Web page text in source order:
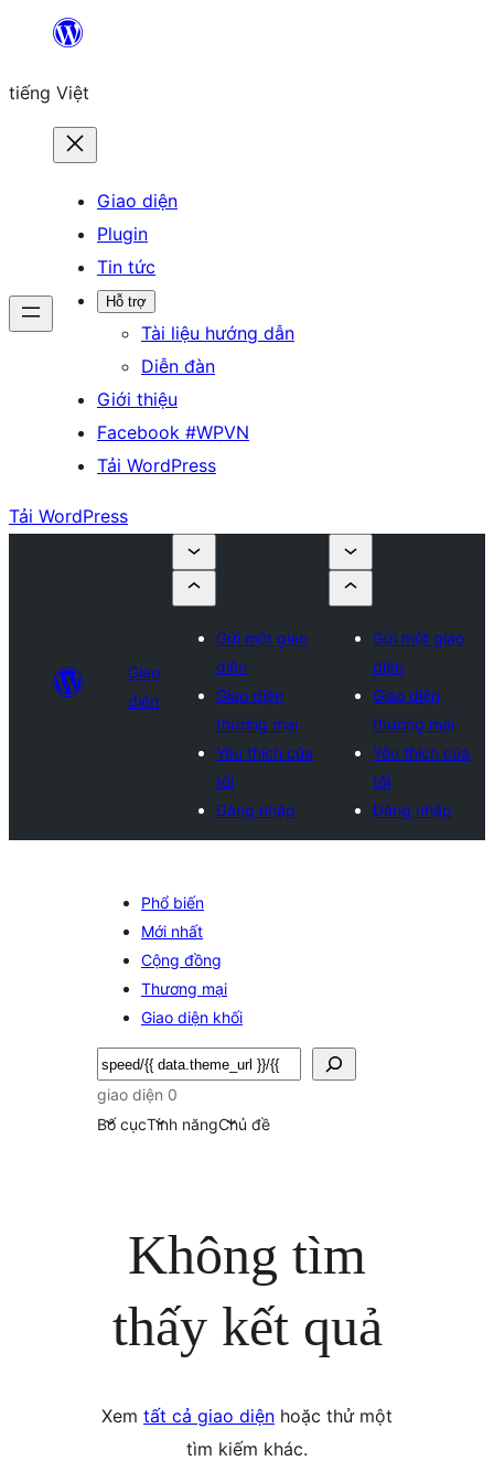
Chuyển
phần
tiếng Việt
Giao diện
Plugin
Tin tức
Hỗ trợ
Tài liệu hướng dẫn
Diễn đàn
Giới thiệu
Facebook #WPVN
Tải WordPress
Tải WordPress
Giao
diện
Gửi một giao
diện
Giao diện
thương mại
Yêu thích của
tôi
Đăng nhập
Gửi một giao
diện
Giao diện
thương mại
Yêu thích của
tôi
Đăng nhập
Phổ biến
Mới nhất
Cộng đồng
Thương mại
Giao diện khối
Tìm
kiếm
giao diện 0
Bố cụcTính năngChủ đề
Không tìm
thấy kết quả
Xem tất cả giao diện hoặc thử một
tìm kiếm khác.